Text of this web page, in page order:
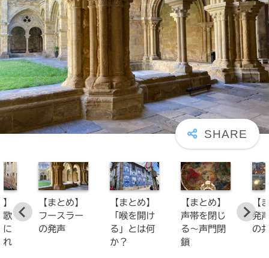
歌
に
れ
【まとめ】
フースラー
の発声
【まとめ】
「喉を開け
る」とは何
か？
【まとめ】
声帯を閉じ
る～声門閉
鎖
【
発
の